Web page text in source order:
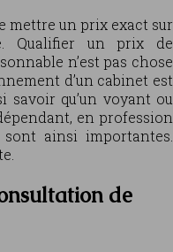
mettre un prix exact sur
Qualifier un prix de
n’est pas chose
d’un cabinet est
qu’un voyant ou
en profession
ainsi importantes.
de